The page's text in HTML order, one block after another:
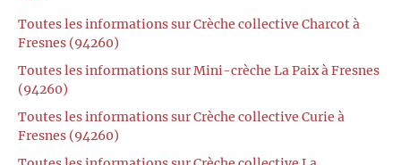
Toutes les informations sur Crèche collective Charcot à
Fresnes (94260)
Toutes les informations sur Mini-crèche La Paix à Fresnes
(94260)
Toutes les informations sur Crèche collective Curie à
Fresnes (94260)